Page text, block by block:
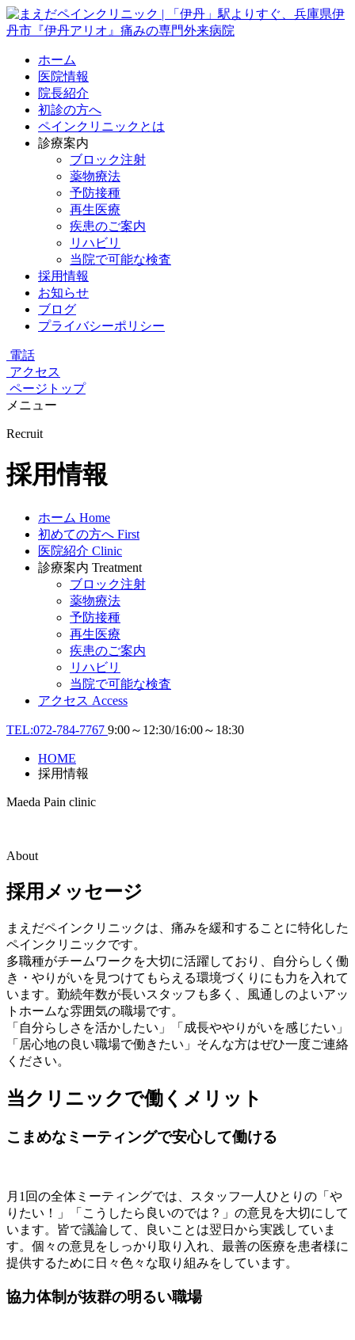
ホーム
医院情報
院長紹介
初診の方へ
ペインクリニックとは
診療案内
ブロック注射
薬物療法
予防接種
再生医療
疾患のご案内
リハビリ
当院で可能な検査
採用情報
お知らせ
ブログ
プライバシーポリシー
電話
アクセス
ページトップ
メニュー
Recruit
採用情報
ホーム Home
初めての方へ First
医院紹介 Clinic
診療案内 Treatment
ブロック注射
薬物療法
予防接種
再生医療
疾患のご案内
リハビリ
当院で可能な検査
アクセス Access
TEL:072-784-7767 9:00～12:30/16:00～18:30
HOME
採用情報
Maeda Pain clinic
About
採用メッセージ
まえだペインクリニックは、痛みを緩和することに特化した
ペインクリニックです。
多職種がチームワークを大切に活躍しており、自分らしく働
き・やりがいを見つけてもらえる環境づくりにも力を入れて
います。勤続年数が長いスタッフも多く、風通しのよいアッ
トホームな雰囲気の職場です。
「自分らしさを活かしたい」「成長ややりがいを感じたい」
「居心地の良い職場で働きたい」そんな方はぜひ一度ご連絡
ください。
当クリニックで働くメリット
こまめなミーティングで安心して働ける
月1回の全体ミーティングでは、スタッフ一人ひとりの「や
りたい！」「こうしたら良いのでは？」の意見を大切にして
います。皆で議論して、良いことは翌日から実践していま
す。個々の意見をしっかり取り入れ、最善の医療を患者様に
提供するために日々色々な取り組みをしています。
協力体制が抜群の明るい職場